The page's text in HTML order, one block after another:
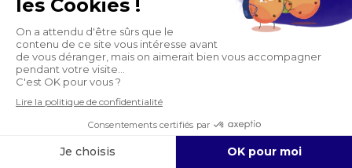
🚀
Vous avez une question
?
Contactez-nous !